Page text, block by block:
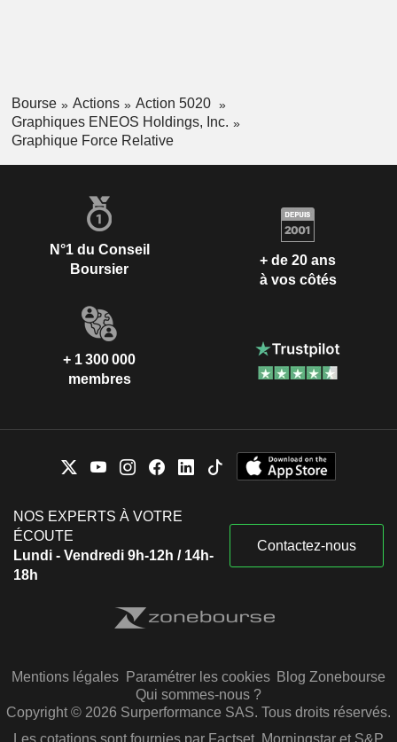
Bourse Actions
Action 5020
Graphiques ENEOS Holdings, Inc.
Graphique Force Relative
N°1 du Conseil
Boursier
+ de 20 ans
à vos côtés
+ 1 300 000
membres
NOS EXPERTS À VOTRE
ÉCOUTE
Lundi - Vendredi 9h-12h / 14h-
18h
Contactez-nous
Mentions légales Paramétrer les cookies Blog Zonebourse
Qui sommes-nous ?
Copyright © 2026 Surperformance SAS. Tous droits réservés.
Les cotations sont fournies par Factset, Morningstar et S&P